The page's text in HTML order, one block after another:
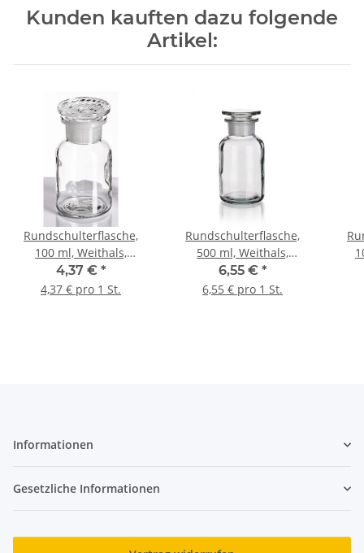
Kunden kauften dazu folgende
Artikel:
Rundschulterflasche,
100 ml, Weithals,
Klarglas mit
Schliffglasstopfen
4,37 € *
4,37 € pro 1 St.
Rundschulterflasche,
500 ml, Weithals,
Klarglas mit
Schliffglasstopfen
6,55 € *
6,55 € pro 1 St.
Informationen
Gesetzliche Informationen